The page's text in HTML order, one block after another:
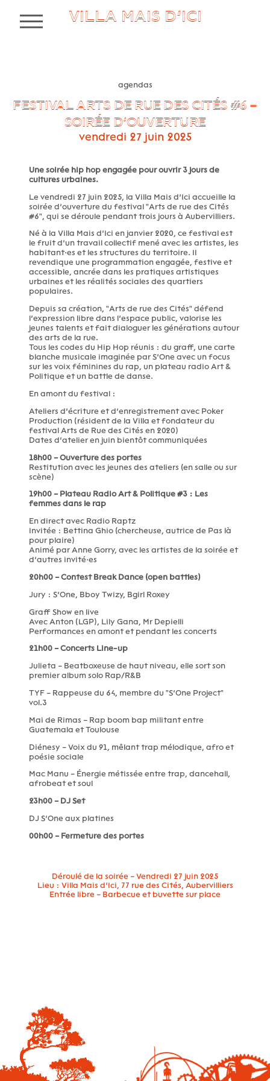
VILLA MAIS D’ICI
MENU
agendas
FESTIVAL ARTS DE RUE DES CITÉS #6 –
SOIRÉE D’OUVERTURE
vendredi 27 juin 2025
Une soirée hip hop engagée pour ouvrir 3 jours de
cultures urbaines.
Le vendredi 27 juin 2025, la Villa Mais d’Ici accueille la
soirée d’ouverture du festival "Arts de rue des Cités
#6", qui se déroule pendant trois jours à Aubervilliers.
Né à la Villa Mais d’Ici en janvier 2020, ce festival est
le fruit d’un travail collectif mené avec les artistes, les
habitant·es et les structures du territoire. Il
revendique une programmation engagée, festive et
accessible, ancrée dans les pratiques artistiques
urbaines et les réalités sociales des quartiers
populaires.
Depuis sa création, "Arts de rue des Cités" défend
l’expression libre dans l’espace public, valorise les
jeunes talents et fait dialoguer les générations autour
des arts de la rue.
Tous les codes du Hip Hop réunis : du graff, une carte
blanche musicale imaginée par S’One avec un focus
sur les voix féminines du rap, un plateau radio Art &
Politique et un battle de danse.
En amont du festival :
Ateliers d’écriture et d’enregistrement avec Poker
Production (résident de la Villa et fondateur du
festival Arts de Rue des Cités en 2020)
Dates d’atelier en juin bientôt communiquées
18h00 – Ouverture des portes
Restitution avec les jeunes des ateliers (en salle ou sur
scène)
19h00 – Plateau Radio Art & Politique #3 : Les
femmes dans le rap
En direct avec Radio Raptz
Invitée : Bettina Ghio (chercheuse, autrice de Pas là
pour plaire)
Animé par Anne Gorry, avec les artistes de la soirée et
d’autres invité·es
20h00 – Contest Break Dance (open battles)
Jury : S’One, Bboy Twizy, Bgirl Roxey
Graff Show en live
Avec Anton (LGP), Lily Gana, Mr Depielli
Performances en amont et pendant les concerts
21h00 – Concerts Line-up
Julieta – Beatboxeuse de haut niveau, elle sort son
premier album solo Rap/R&B
TYF – Rappeuse du 64, membre du "S’One Project"
vol.3
Mai de Rimas – Rap boom bap militant entre
Guatemala et Toulouse
Diénesy – Voix du 91, mêlant trap mélodique, afro et
poésie sociale
Mac Manu – Énergie métissée entre trap, dancehall,
afrobeat et soul
23h00 – DJ Set
DJ S’One aux platines
00h00 – Fermeture des portes
Déroulé de la soirée – Vendredi 27 juin 2025
Lieu : Villa Mais d’Ici, 77 rue des Cités, Aubervilliers
Entrée libre – Barbecue et buvette sur place